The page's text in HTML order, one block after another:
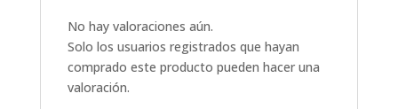
No hay valoraciones aún.
Solo los usuarios registrados que hayan
comprado este producto pueden hacer una
valoración.